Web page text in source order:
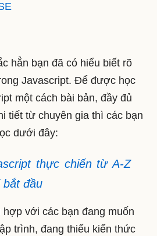
hẳn bạn đã có hiểu biết rõ
Javascript. Để được học
một cách bài bản, đầy đủ
tiết từ chuyên gia thì các bạn
dưới đây:
thực chiến từ A-Z
đầu
với các bạn đang muốn
trình, đang thiếu kiến thức